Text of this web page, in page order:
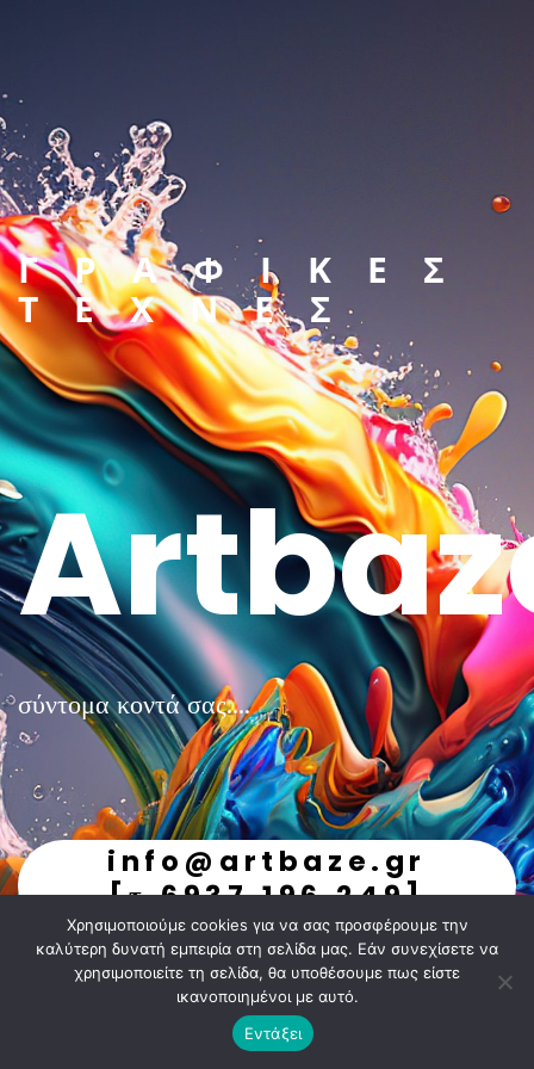
ΓΡΑΦΙΚΕΣ
ΤΕΧΝΕΣ
σύντομα κοντά σας....
info@artbaze.gr
[τ.6937.196.249]
undefined
Χρησιμοποιούμε cookies για να σας προσφέρουμε την
καλύτερη δυνατή εμπειρία στη σελίδα μας. Εάν συνεχίσετε να
χρησιμοποιείτε τη σελίδα, θα υποθέσουμε πως είστε
ικανοποιημένοι με αυτό.
Εντάξει